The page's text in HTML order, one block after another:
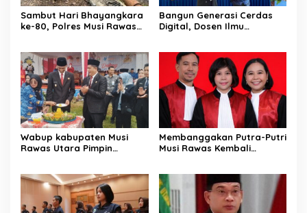
Sambut Hari Bhayangkara
ke-80, Polres Musi Rawas
Jayaloka
Bangun Generasi Cerdas
Digital, Dosen Ilmu
Sosialisasikan Bahaya
Disinformasi AI dan Hate
Speech di SMK Ikhlas
Jawilan
Wabup kabupaten Musi
Rawas Utara Pimpin
Berkualitas dan berakhlak
Membanggakan Putra-Putri
Musi Rawas Kembali
Perdata